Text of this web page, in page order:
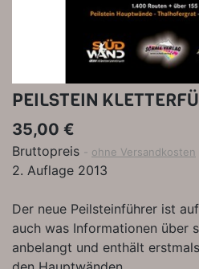
PEILSTEIN
35,00 €
Bruttopreis ohne Versandkosten
2. Auflage 2013
Der neue Peilsteinführer ist
auch was Informationen über
anbelangt und enthält